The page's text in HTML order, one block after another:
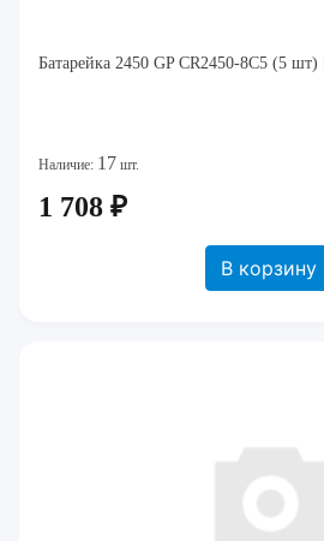
Батарейка 2450 GP CR2450-8C5 (5
Наличие: 17 шт.
1 708 ₽
В корзину